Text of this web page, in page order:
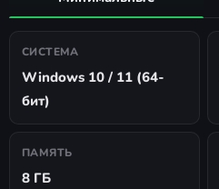
СИСТЕМА
Windows 10 / 11 (64-
бит)
ПАМЯТЬ
8 ГБ